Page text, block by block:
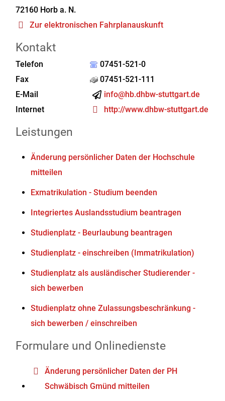
72160 Horb a. N.
Zur elektronischen Fahrplanauskunft
Kontakt
Telefon
07451-521-0
Fax
07451-521-111
E-Mail
info@hb.dhbw-stuttgart.de
Internet
http://www.dhbw-stuttgart.de
Leistungen
Änderung persönlicher Daten der Hochschule
mitteilen
Exmatrikulation - Studium beenden
Integriertes Auslandsstudium beantragen
Studienplatz - Beurlaubung beantragen
Studienplatz - einschreiben (Immatrikulation)
Studienplatz als ausländischer Studierender -
sich bewerben
Studienplatz ohne Zulassungsbeschränkung -
sich bewerben / einschreiben
Formulare und Onlinedienste
Änderung persönlicher Daten der PH
Schwäbisch Gmünd mitteilen